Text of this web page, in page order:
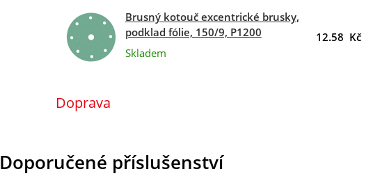
Brusný kotouč excentrické brusky,
podklad fólie, 150/9, P1200
Skladem
12.58 Kč
Doprava
Doporučené příslušenství